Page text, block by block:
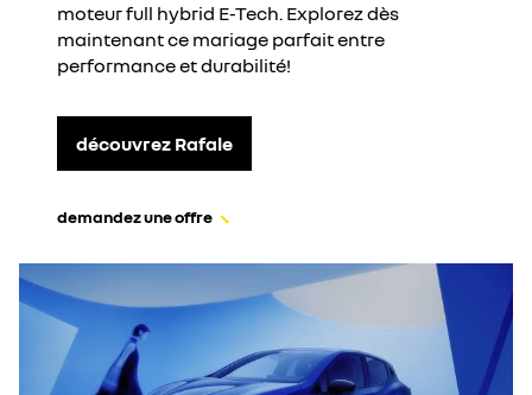
moteur full hybrid E-Tech. Explorez dès
maintenant ce mariage parfait entre
performance et durabilité!
découvrez Rafale
demandez une offre